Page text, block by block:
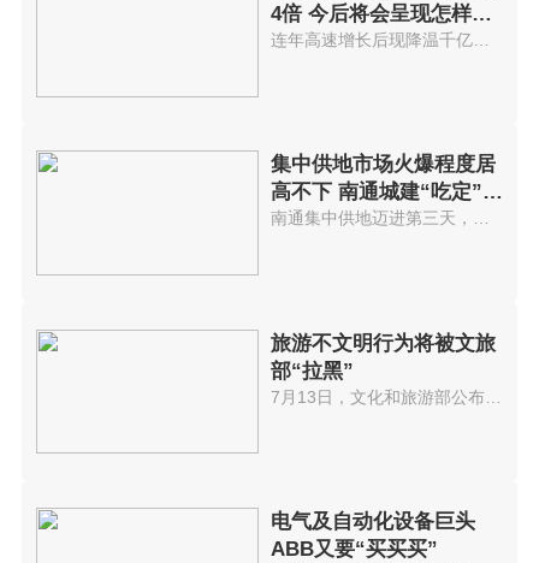
4倍 今后将会呈现怎样走
势?
连年高速增长后现降温千亿小龙虾...
集中供地市场火爆程度居
高不下 南通城建“吃定”崇
川
南通集中供地迈进第三天，市场火...
旅游不文明行为将被文旅
部“拉黑”
7月13日，文化和旅游部公布一批...
电气及自动化设备巨头
ABB又要“买买买”